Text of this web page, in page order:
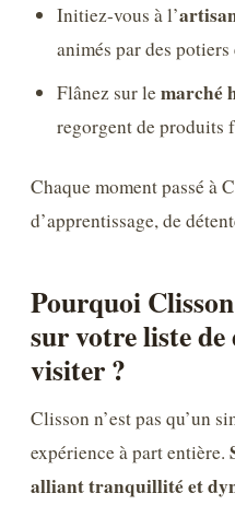
Initiez-vous à l’
animés par des
Flânez sur lemarché
regorgent de produits
Chaque moment passé à
d’apprentissage, de
Pourquoi
sur votre liste
visiter ?
Clisson n’est pas qu’un
expérience à part entière.
alliant tranquillité et